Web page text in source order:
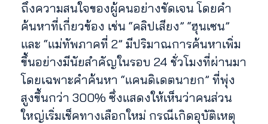
ถึงความสนใจของผู้คนอย่างชัดเจน โดยคำ
ค้นหาที่เกี่ยวข้อง เช่น “คลิปเสียง” “ฮุนเซน”
และ “แม่ทัพภาคที่ 2” มีปริมาณการค้นหาเพิ่ม
ขึ้นอย่างมีนัยสำคัญในรอบ 24 ชั่วโมงที่ผ่านมา
โดยเฉพาะคำค้นหา “แคนดิเดตนายก” ที่พุ่ง
สูงขึ้นกว่า 300% ซึ่งแสดงให้เห็นว่าคนส่วน
ใหญ่เริ่มเช็คทางเลือกใหม่ กรณีเกิดอุบัติเหตุ